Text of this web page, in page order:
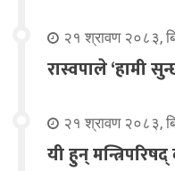
२१ श्रावण २०८३,
रास्वपाले ‘हामी
२१ श्रावण २०८३,
यी हुन्